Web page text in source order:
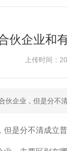
伙企业和
上传时间：
伙企业，但是分不
但是分不清成立